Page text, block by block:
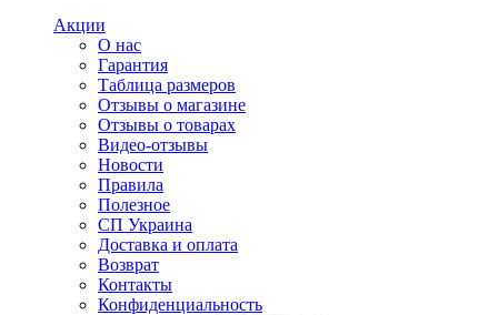
Акции
О нас
Гарантия
Таблица размеров
Отзывы о магазине
Отзывы о товарах
Видео-отзывы
Новости
Правила
Полезное
СП Украина
Доставка и оплата
Возврат
Контакты
Конфиденциальность